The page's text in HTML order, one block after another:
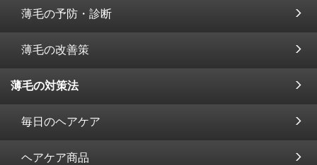
薄毛の予防・診断
薄毛の改善策
薄毛の対策法
毎日のヘアケア
ヘアケア商品